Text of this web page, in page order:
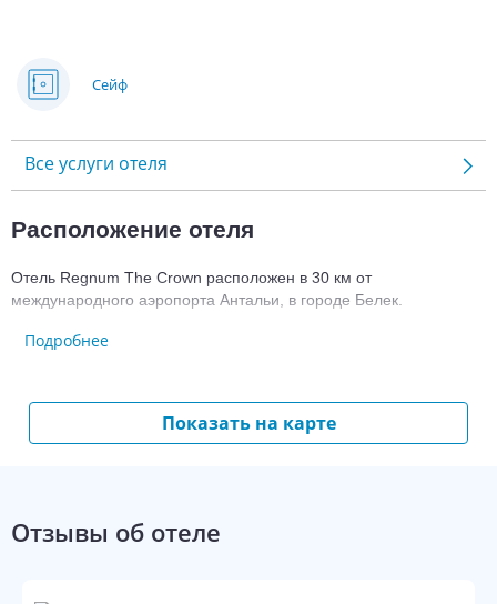
Сейф
Все услуги отеля
Расположение отеля
Отель Regnum The Crown расположен в 30 км от
международного аэропорта Антальи, в городе Белек.
Номерной фонд гостиницы Regnum The
Для размещения предлагается 358 люксов и вилл.
балкон/терраса;
санузел с душем/ванной;
Подробнее
Показать на карте
Отзывы об отеле